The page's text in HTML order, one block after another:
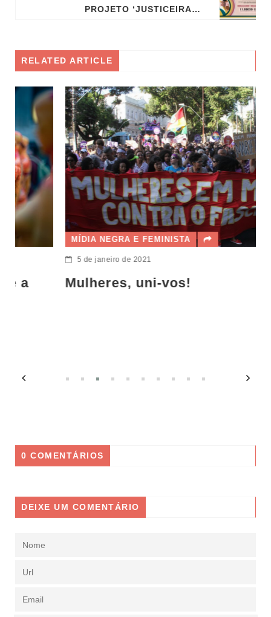
PROJETO ‘JUSTICEIRAS’ APOIA E ACOLHE MULHERES VÍTIMAS DE VIOLÊNCIA DOMÉSTICA
RELATED ARTICLE
MÍDIA NEGRA E FEMINISTA
5 de janeiro de 2021
Mulheres, uni-vos!
0 COMENTÁRIOS
DEIXE UM COMENTÁRIO